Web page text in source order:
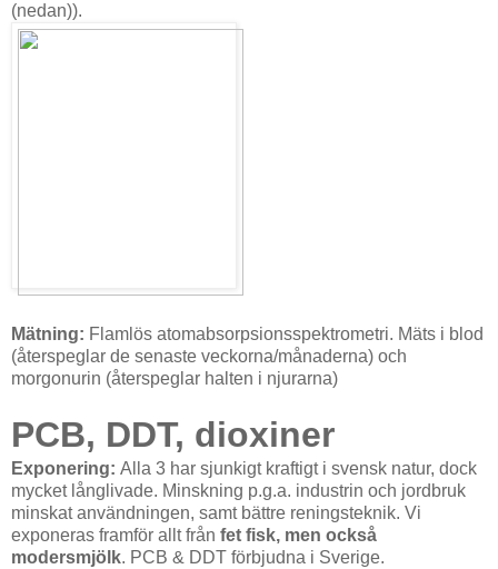
(nedan)).
Mätning: Flamlös atomabsorpsionsspektrometri. Mäts i blod
(återspeglar de senaste veckorna/månaderna) och
morgonurin (återspeglar halten i njurarna)
PCB, DDT, dioxiner
Exponering: Alla 3 har sjunkigt kraftigt i svensk natur, dock
mycket långlivade. Minskning p.g.a. industrin och jordbruk
minskat användningen, samt bättre reningsteknik. Vi
exponeras framför allt från fet fisk, men också
modersmjölk. PCB & DDT förbjudna i Sverige.